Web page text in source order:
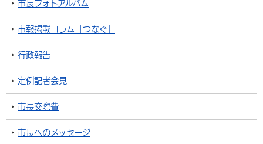
市長フォトアルバム
市報掲載コラム「つなぐ」
行政報告
定例記者会見
市長交際費
市長へのメッセージ